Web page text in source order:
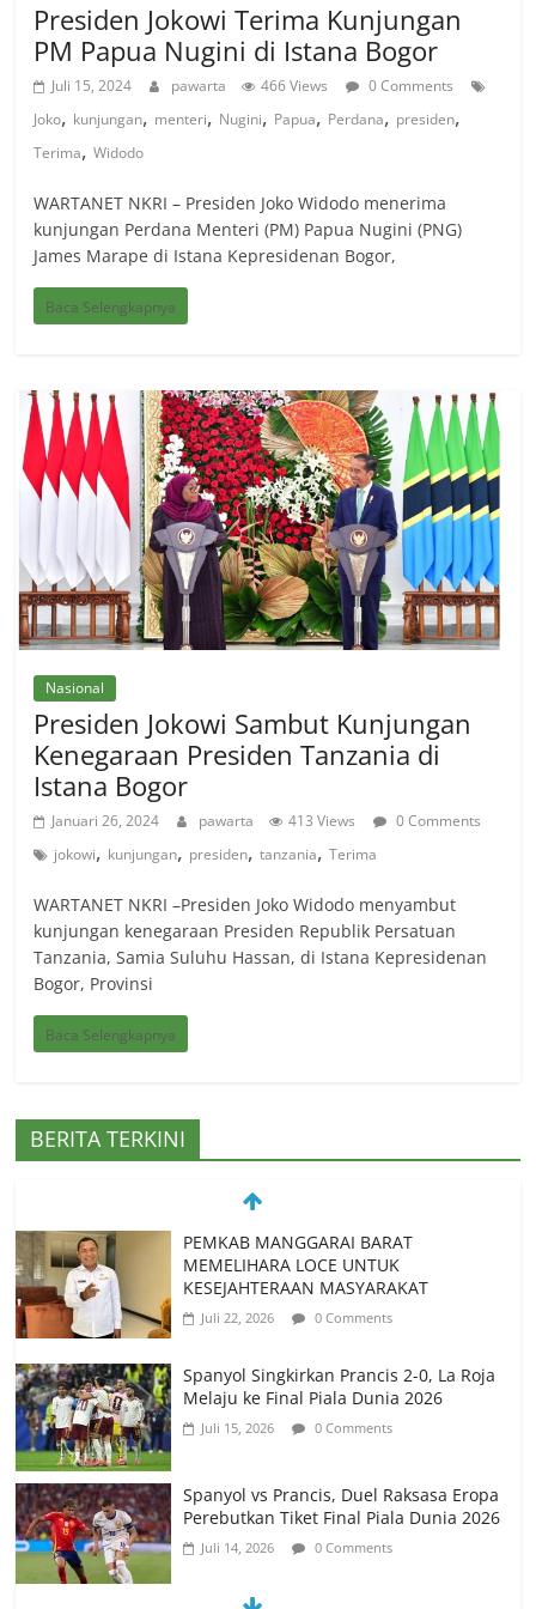
Presiden Jokowi Terima Kunjungan
PM Papua Nugini di Istana Bogor
Juli 15, 2024 pawarta 466 Views
0 Comments
Joko, kunjungan, menteri, Nugini, Papua, Perdana, presiden,
Terima,Widodo
WARTANET NKRI – Presiden Joko Widodo menerima
kunjungan Perdana Menteri (PM) Papua Nugini (PNG)
James Marape di Istana Kepresidenan Bogor,
Baca Selengkapnya
Nasional
Presiden Jokowi Sambut Kunjungan
Kenegaraan Presiden Tanzania di
Istana Bogor
Januari 26, 2024 pawarta 413 Views
0 Comments
jokowi, kunjungan, presiden,tanzania,Terima
WARTANET NKRI –Presiden Joko Widodo menyambut
kunjungan kenegaraan Presiden Republik Persatuan
Tanzania, Samia Suluhu Hassan, di Istana Kepresidenan
Bogor, Provinsi
Baca Selengkapnya
BERITA TERKINI
Spanyol Singkirkan Prancis 2-0, La Roja
Melaju ke Final Piala Dunia 2026
Juli 15, 2026 0 Comments
Perebutkan Tiket Final Piala Dunia 2026
Juli 14, 2026
untuk Mendukung Perkuliahan di Era
Digital
Juni 10, 2026 0 Comments